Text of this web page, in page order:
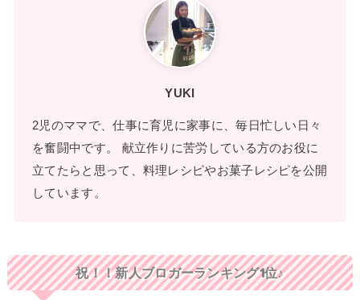
YUKI
2児のママで、仕事に育児に家事に、毎日忙しい日々
を奮闘中です。 献立作りに苦労している方のお役に
立てたらと思って、料理レシピやお菓子レシピを公開
しています。
祝！！新人ブロガーランキング1位♪